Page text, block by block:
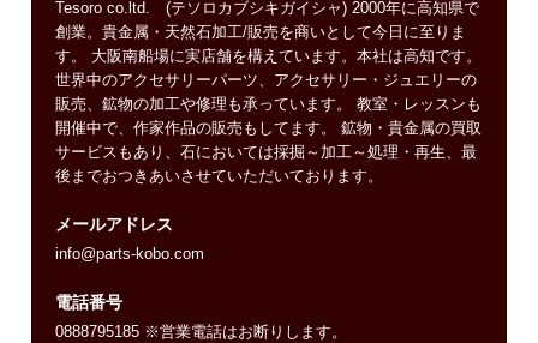
Tesoro co.ltd. (テソロカブシキガイシャ) 2000年に高知県で
創業。貴金属・天然石加工/販売を商いとして今日に至りま
す。 大阪南船場に実店舗を構えています。本社は高知です。
世界中のアクセサリーパーツ、アクセサリー・ジュエリーの
販売、鉱物の加工や修理も承っています。 教室・レッスンも
開催中で、作家作品の販売もしてます。 鉱物・貴金属の買取
サービスもあり、石においては採掘～加工～処理・再生、最
後までおつきあいさせていただいております。
メールアドレス
info@parts-kobo.com
電話番号
0888795185 ※営業電話はお断りします。